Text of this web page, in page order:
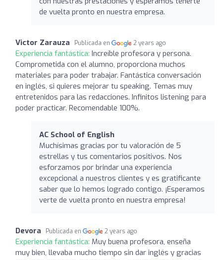
de vuelta pronto en nuestra empresa.
Victor Zarauza Publicada en 2 years ago
Experiencia fantástica: Increíble profesora y persona.
Comprometida con el alumno, proporciona muchos
materiales para poder trabajar. Fantástica conversación
en inglés, si quieres mejorar tu speaking. Temas muy
entretenidos para las redacciones. Infinitos listening para
poder practicar. Recomendable 100%.
AC School of English
Muchísimas gracias por tu valoración de 5
estrellas y tus comentarios positivos. Nos
esforzamos por brindar una experiencia
excepcional a nuestros clientes y es gratificante
saber que lo hemos logrado contigo. ¡Esperamos
verte de vuelta pronto en nuestra empresa!
Devora Publicada en 2 years ago
Experiencia fantástica: Muy buena profesora, enseña
muy bien, llevaba mucho tiempo sin dar inglés y gracias